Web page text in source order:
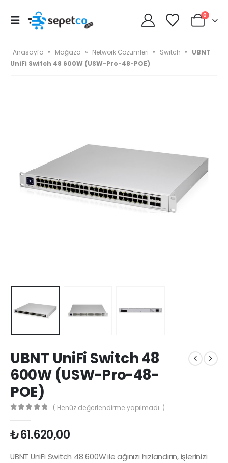
0
Anasayfa » Mağaza » Network Çözümleri » Switch » UBNT
UniFi Switch 48 600W (USW-Pro-48-POE)
UBNT UniFi Switch 48
600W (USW-Pro-48-
POE)
( Henüz değerlendirme yapılmadı. )
₺61.620,00
UBNT UniFi Switch 48 600W ile ağınızı hızlandırın, işlerinizi